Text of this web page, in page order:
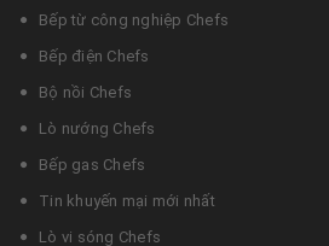
Bếp từ công nghiệp Chefs
Bếp điện Chefs
Bộ nồi Chefs
Lò nướng Chefs
Bếp gas Chefs
Tin khuyến mại mới nhất
Lò vi sóng Chefs